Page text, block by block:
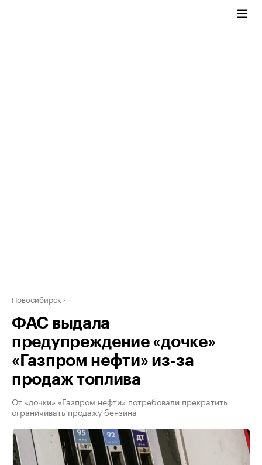
Новосибирск
ФАС выдала
предупреждение «дочке»
«Газпром нефти» из-за
продаж топлива
От «дочки» «Газпром нефти» потребовали прекратить
ограничивать продажу бензина